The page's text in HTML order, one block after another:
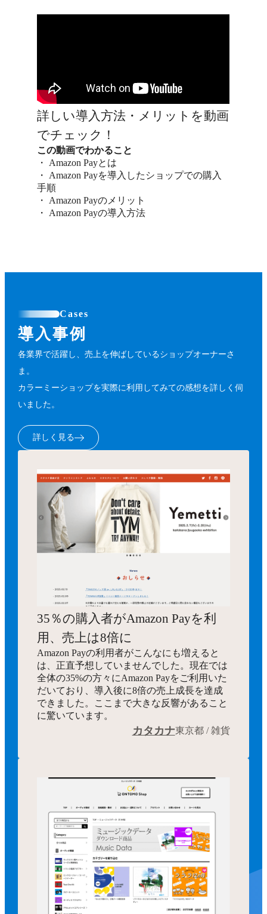
詳しい導入方法・メリットを動画
でチェック！
この動画でわかること
・ Amazon Payとは
・ Amazon Payを導入したショップでの購入
手順
・ Amazon Payのメリット
・ Amazon Payの導入方法
Cases
導入事例
各業界で活躍し、売上を伸ばしているショップオーナーさ
ま。
カラーミーショップを実際に利用してみての感想を詳しく伺
いました。
詳しく見る
35％の購入者がAmazon Payを利
用、売上は8倍に
Amazon Payの利用者がこんなにも増えると
は、正直予想していませんでした。現在では
全体の35%の方々にAmazon Payをご利用いた
だいており、導入後に8倍の売上成長を達成
できました。ここまで大きな反響があること
に驚いています。
カタカナ東京都 / 雑貨